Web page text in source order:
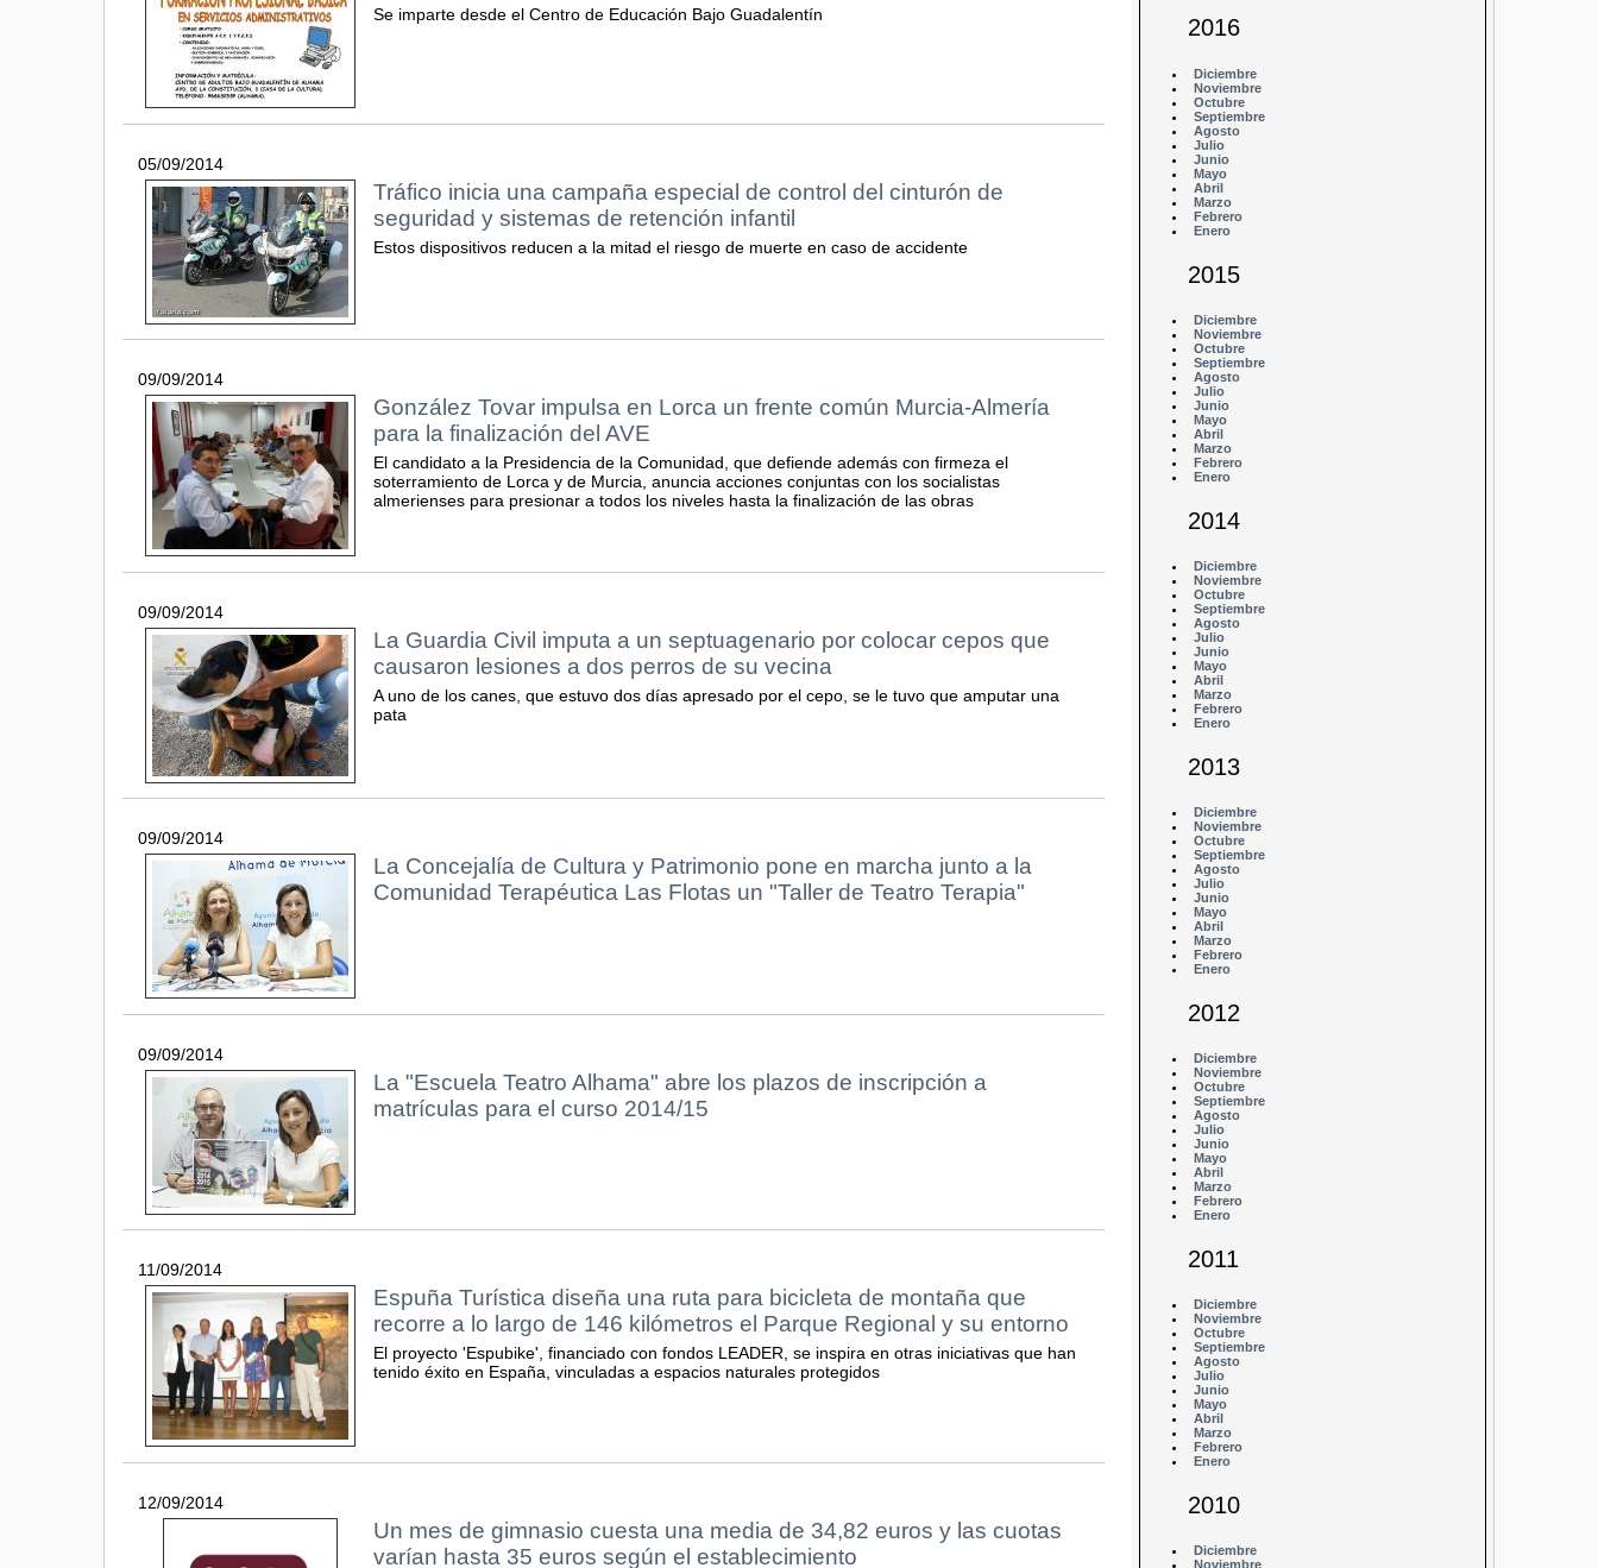
Se imparte desde el Centro de Educación Bajo Guadalentín
05/09/2014
Tráfico inicia una campaña especial de control del cinturón de
seguridad y sistemas de retención infantil
Estos dispositivos reducen a la mitad el riesgo de muerte en caso de accidente
09/09/2014
González Tovar impulsa en Lorca un frente común Murcia-Almería
para la finalización del AVE
El candidato a la Presidencia de la Comunidad, que defiende además con firmeza el
soterramiento de Lorca y de Murcia, anuncia acciones conjuntas con los socialistas
almerienses para presionar a todos los niveles hasta la finalización de las obras
09/09/2014
La Guardia Civil imputa a un septuagenario por colocar cepos que
causaron lesiones a dos perros de su vecina
A uno de los canes, que estuvo dos días apresado por el cepo, se le tuvo que amputar una
pata
09/09/2014
La Concejalía de Cultura y Patrimonio pone en marcha junto a la
Comunidad Terapéutica Las Flotas un "Taller de Teatro Terapia"
09/09/2014
La "Escuela Teatro Alhama" abre los plazos de inscripción a
matrículas para el curso 2014/15
11/09/2014
Espuña Turística diseña una ruta para bicicleta de montaña que
recorre a lo largo de 146 kilómetros el Parque Regional y su entorno
El proyecto 'Espubike', financiado con fondos LEADER, se inspira en otras iniciativas que han
tenido éxito en España, vinculadas a espacios naturales protegidos
12/09/2014
Un mes de gimnasio cuesta una media de 34,82 euros y las cuotas
varían hasta 35 euros según el establecimiento
2016
Diciembre
Noviembre
Octubre
Septiembre
Agosto
Julio
Junio
Mayo
Abril
Marzo
Febrero
Enero
2015
Diciembre
Noviembre
Octubre
Septiembre
Agosto
Julio
Junio
Mayo
Abril
Marzo
Febrero
Enero
2014
Diciembre
Noviembre
Octubre
Septiembre
Agosto
Julio
Junio
Mayo
Abril
Marzo
Febrero
Enero
2013
Diciembre
Noviembre
Octubre
Septiembre
Agosto
Julio
Junio
Mayo
Abril
Marzo
Febrero
Enero
2012
Diciembre
Noviembre
Octubre
Septiembre
Agosto
Julio
Junio
Mayo
Abril
Marzo
Febrero
Enero
2011
Diciembre
Noviembre
Octubre
Septiembre
Agosto
Julio
Junio
Mayo
Abril
Marzo
Febrero
Enero
2010
Diciembre
Noviembre